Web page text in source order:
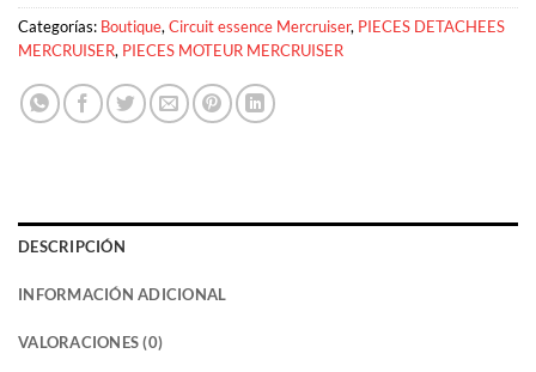
Categorías: Boutique, Circuit essence Mercruiser, PIECES DETACHEES
MERCRUISER, PIECES MOTEUR MERCRUISER
DESCRIPCIÓN
INFORMACIÓN ADICIONAL
VALORACIONES (0)